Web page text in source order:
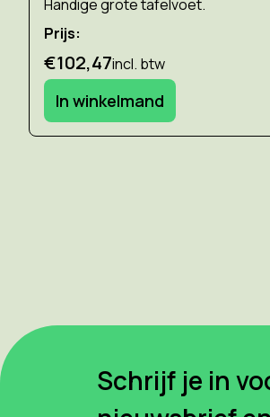
Handige grote tafelvoet.
Prijs:
€102,47incl. btw
In winkelmand
Schrijf je in